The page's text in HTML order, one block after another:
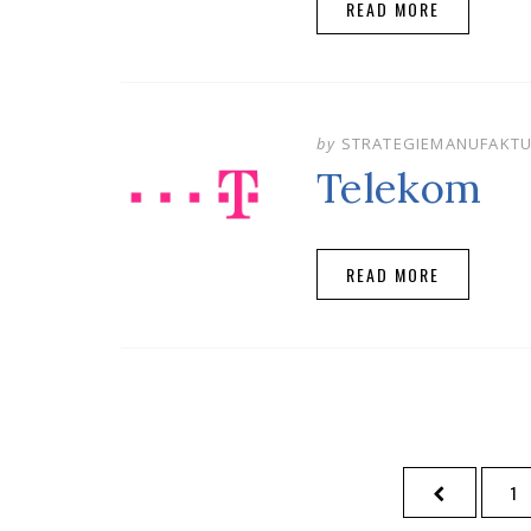
READ MORE
by
Telekom
READ MORE
PREVIOUS
PAGE
1